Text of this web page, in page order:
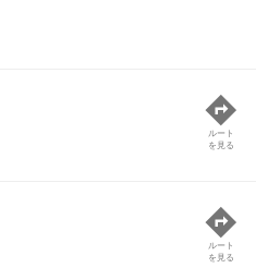
ルート
を見る
ルート
を見る